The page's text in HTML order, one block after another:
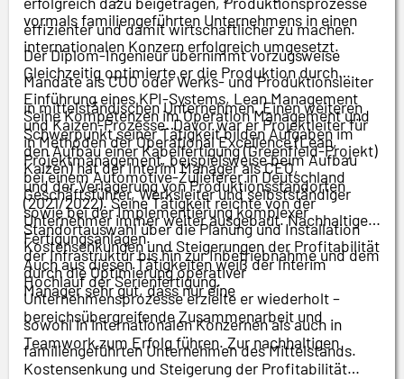
effizienter und damit wirtschaftlicher zu machen.
Der Diplom-Ingenieur übernimmt vorzugsweise
Mandate als COO oder Werks- und Produktionsleiter
in mittelständischen Unternehmen. Einen weiteren
Schwerpunkt seiner Tätigkeit bilden Aufgaben im
Projektmanagement, beispielsweise beim Aufbau
und der Verlagerung von Produktionsstandorten
sowie bei der Implementierung komplexer
Fertigungsanlagen.
vormals familiengeführten Unternehmens in einen
internationalen Konzern erfolgreich umgesetzt.
Gleichzeitig optimierte er die Produktion durch
Einführung eines KPI-Systems, Lean Management
und Kaizen-Prozesse. Davor war er Projektleiter für
den Aufbau einer Kabelfertigung (Greenfield-Projekt)
bei einem Automotive-Zulieferer in Deutschland
(2021/2022). Seine Tätigkeit reichte von der
Standortauswahl über die Planung und Installation
der Infrastruktur bis hin zur Inbetriebnahme und dem
Hochlauf der Serienfertigung.
Seine Kompetenzen im Operation Management und
in Methoden der Operational Excellence (Lean,
Kaizen) hat der Interim Manager als CEO,
Geschäftsführer, Werksleiter und selbstständiger
Unternehmer immer weiter ausgebaut. Nachhaltige
Kostensenkungen und Steigerungen der Profitabilität
durch die Optimierung operativer
Unternehmensprozesse erzielte er wiederholt –
sowohl in internationalen Konzernen als auch in
familiengeführten Unternehmen des Mittelstands.
Auch aus diesen Tätigkeiten weiß der Interim
Manager sehr gut, dass nur eine
bereichsübergreifende Zusammenarbeit und
Teamwork zum Erfolg führen. Zur nachhaltigen
Kostensenkung und Steigerung der Profitabilität